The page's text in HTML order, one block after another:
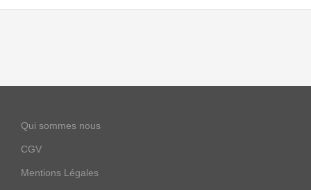
Qui sommes nous
CGV
Mentions Légales